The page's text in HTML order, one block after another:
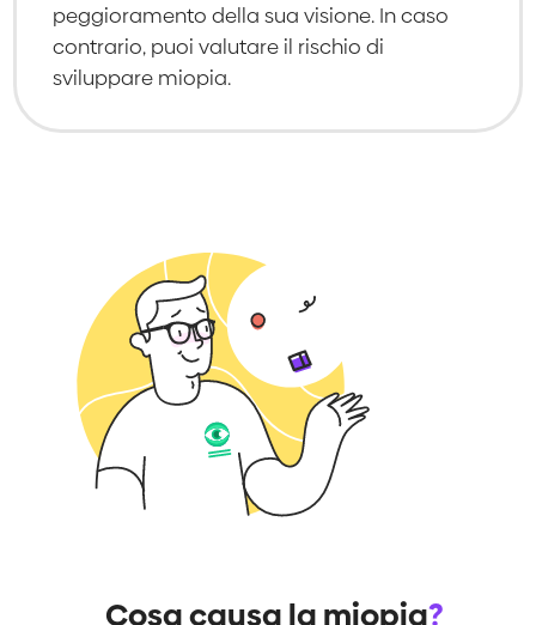
peggioramento della sua visione. In caso
contrario, puoi valutare il rischio di
sviluppare miopia.
Cosa causa la miopia?